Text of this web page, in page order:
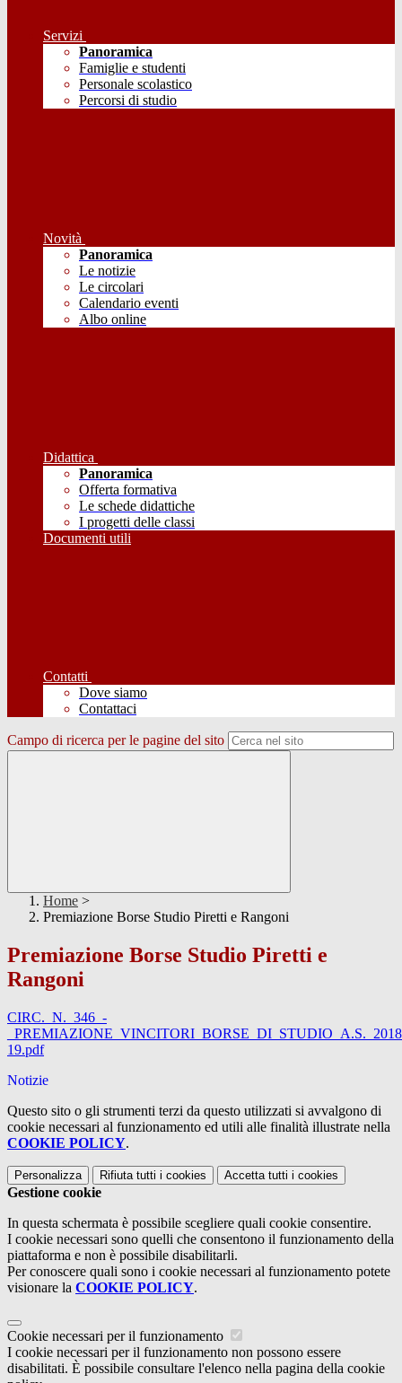
Servizi
Panoramica
Famiglie e studenti
Personale scolastico
Percorsi di studio
Novità
Panoramica
Le notizie
Le circolari
Calendario eventi
Albo online
Didattica
Panoramica
Offerta formativa
Le schede didattiche
I progetti delle classi
Documenti utili
Contatti
Dove siamo
Contattaci
Campo di ricerca per le pagine del sito
Home >
Premiazione Borse Studio Piretti e Rangoni
Premiazione Borse Studio Piretti e
Rangoni
CIRC._N._346_-
19.pdf
Notizie
Questo sito o gli strumenti terzi da questo utilizzati si avvalgono di
cookie necessari al funzionamento ed utili alle finalità illustrate nella
COOKIE POLICY.
Personalizza Rifiuta tutti i cookies Accetta tutti i cookies
Gestione cookie
In questa schermata è possibile scegliere quali cookie consentire.
I cookie necessari sono quelli che consentono il funzionamento della
piattaforma e non è possibile disabilitarli.
Per conoscere quali sono i cookie necessari al funzionamento potete
visionare la COOKIE POLICY.
Cookie necessari per il funzionamento
I cookie necessari per il funzionamento non possono essere
disabilitati. È possibile consultare l'elenco nella pagina della cookie